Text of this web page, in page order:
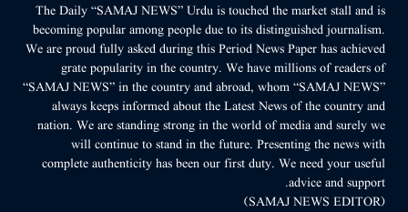
The Daily “SAMAJ NEWS” Urdu is touched the market stall and is
becoming popular among people due to its distinguished journalism.
We are proud fully asked during this Period News Paper has achieved
grate popularity in the country. We have millions of readers of
“SAMAJ NEWS” in the country and abroad, whom “SAMAJ NEWS”
always keeps informed about the Latest News of the country and
nation. We are standing strong in the world of media and surely we
will continue to stand in the future. Presenting the news with
complete authenticity has been our first duty. We need your useful
advice and support.
(SAMAJ NEWS EDITOR)